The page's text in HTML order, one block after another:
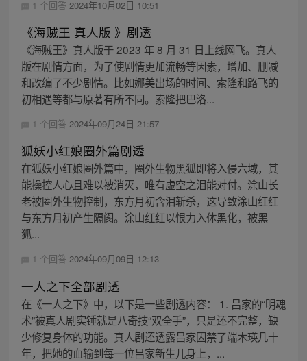
1 个回答 2024年10月02日 10:51
《海贼王 真人版 》剧透
《海贼王》真人版于 2023 年 8 月 31 日上线网飞。真人
版在剧情方面，为了使剧情更加流畅等因素，增加、删减
和改编了不少剧情。比如娜美出场的时间、索隆和路飞的
初相遇等都与原著有所不同。索隆把巴洛...
1 个回答 2024年09月24日 21:57
狐妖小红娘圈外篇剧透
在狐妖小红娘圈外篇中，圈外生物黑狐即将入侵六域，其
能操控人心且难以被消灭，唯有虚空之泪能对付。涂山长
老被圈外生物控制，东方月初含泪斩杀，这导致涂山红红
与东方月初产生隔阂。涂山红红以恨力入体黑化，被黑
狐...
1 个回答 2024年09月09日 12:13
一人之下全部剧透
在《一人之下》中，以下是一些剧透内容： 1. 吕家的“明魂
术”被真人剧实锤就是八奇技“双全手”，只是还不完整，缺
少修复身体的功能。真人剧还透露吕家囚禁了端木瑛几十
年，把她的血输到每一位吕家新生儿身上，...